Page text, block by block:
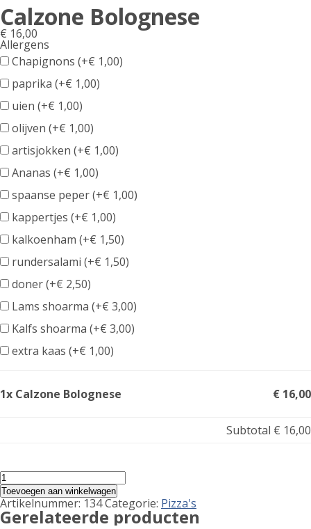
Calzone Bolognese
€ 16,00
Allergens
Product
allergen
information
Chapignons (+€ 1,00)
paprika (+€ 1,00)
uien (+€ 1,00)
olijven (+€ 1,00)
artisjokken (+€ 1,00)
Ananas (+€ 1,00)
spaanse peper (+€ 1,00)
kappertjes (+€ 1,00)
kalkoenham (+€ 1,50)
rundersalami (+€ 1,50)
doner (+€ 2,50)
Lams shoarma (+€ 3,00)
Kalfs shoarma (+€ 3,00)
extra kaas (+€ 1,00)
1x Calzone Bolognese € 16,00
Subtotal € 16,00
Calzone
Bolognese
aantal
Toevoegen aan winkelwagen
Artikelnummer: 134Categorie: Pizza's
Gerelateerde producten